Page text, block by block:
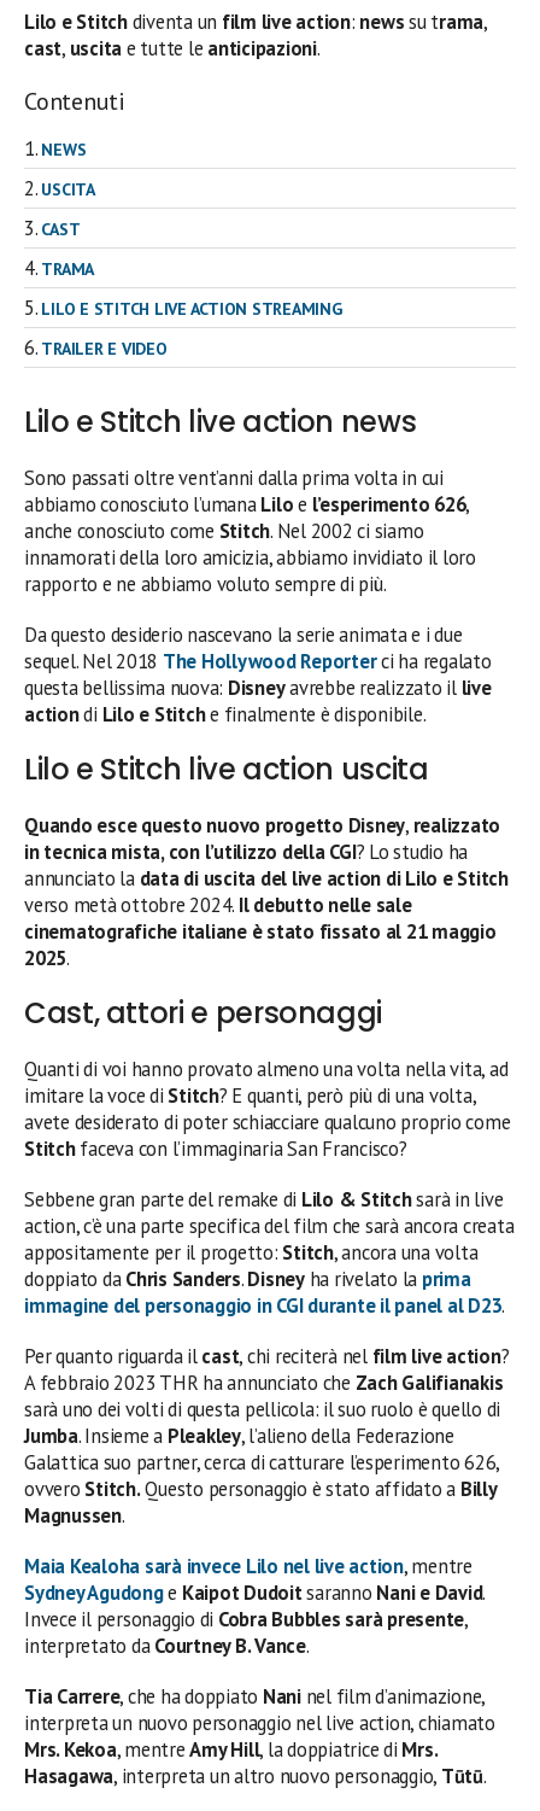
Lilo e Stitchdiventa un film live action: newssu trama,
cast, uscitae tutte le anticipazioni.
Contenuti
NEWS
USCITA
CAST
TRAMA
LILO E STITCH LIVE ACTION STREAMING
TRAILER E VIDEO
Lilo e Stitch live action news
Sono passati oltre vent’anni dalla prima volta in cui
abbiamo conosciuto l’umanaLiloe l’esperimento 626,
anche conosciuto come Stitch. Nel 2002 ci siamo
innamorati della loro amicizia, abbiamo invidiato il loro
rapporto e ne abbiamo voluto sempre di più.
Da questo desiderio nascevano la serie animata e i due
sequel. Nel 2018 The Hollywood Reporterci ha regalato
questa bellissima nuova: Disneyavrebbe realizzato il live
actiondi Lilo e Stitche finalmente è disponibile.
Lilo e Stitch live action uscita
Quando esce questo nuovo progetto Disney, realizzato
in tecnica mista, con l’utilizzo della CGI? Lo studio ha
annunciato la data di uscita del live action di Lilo e Stitch
verso metà ottobre 2024. Il debutto nelle sale
cinematografiche italiane è stato fissato al 21 maggio
2025.
Cast, attori e personaggi
Quanti di voi hanno provato almeno una volta nella vita, ad
imitare la voce di Stitch? E quanti, però più di una volta,
avete desiderato di poter schiacciare qualcuno proprio come
Stitchfaceva con l’immaginaria San Francisco?
Sebbene gran parte del remake di Lilo & Stitchsarà in live
action, c’è una parte specifica del film che sarà ancora creata
appositamente per il progetto: Stitch, ancora una volta
doppiato daChris Sanders.Disneyha rivelato la prima
immagine del personaggio in CGI durante il panel al D23.
Per quanto riguarda ilcast, chi reciterà nel film live action?
A febbraio 2023 THR ha annunciato che Zach Galifianakis
sarà uno dei volti di questa pellicola: il suo ruolo è quello di
Jumba. Insieme a Pleakley, l’alieno della Federazione
Galattica suo partner, cerca di catturare l’esperimento 626,
ovvero Stitch.Questo personaggio è stato affidato a Billy
Magnussen.
Maia Kealoha sarà invece Lilo nel live action, mentre
Sydney Agudonge Kaipot Dudoitsaranno Nani e David.
Invece il personaggio di Cobra Bubbles sarà presente,
interpretato daCourtney B. Vance.
Tia Carrere, che ha doppiato Naninel film d’animazione,
interpreta un nuovo personaggio nel live action, chiamato
Mrs. Kekoa, mentreAmy Hill, la doppiatrice di Mrs.
Hasagawa, interpreta un altro nuovo personaggio, Tūtū.